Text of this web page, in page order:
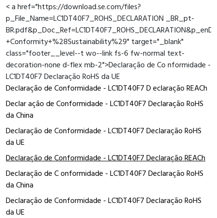
< a href="https://download.se.com/files?
p_File_Name=LC1DT40F7_ROHS_DECLARATION _BR_pt-
+Conformity+%28Sustainability%29" target="_blank"
class="footer__level--t wo--link fs-6 fw-normal text-
decoration-none d-flex mb-2">Declaração de Co nformidade -
LC1DT40F7 Declaração RoHS da UE
Declaração de Conformidade - LC1DT40F7 D eclaração REACh
Declar ação de Conformidade - LC1DT40F7 Declaração RoHS
da China
Declaração de Conformidade - LC1DT40F7 Declaração RoHS
da UE
Declaração de Conformidade - LC1DT40F7 Declaração REACh
Declaração de C onformidade - LC1DT40F7 Declaração RoHS
da China
Declaração de Conformidade - LC1DT40F7 Declaração RoHS
da UE